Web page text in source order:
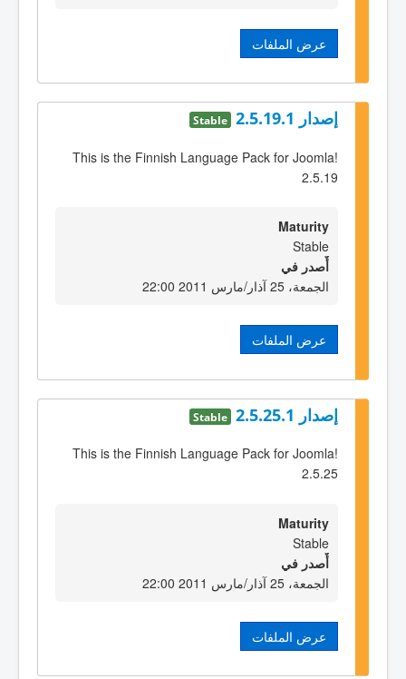
عرض الملفات
إصدار 2.5.19.1 Stable
This is the Finnish Language Pack for Joomla!
2.5.19
Maturity
Stable
أٌصدر في
الجمعة، 25 آذار/مارس 2011 22:00
عرض الملفات
إصدار 2.5.25.1 Stable
This is the Finnish Language Pack for Joomla!
2.5.25
Maturity
Stable
أٌصدر في
الجمعة، 25 آذار/مارس 2011 22:00
عرض الملفات